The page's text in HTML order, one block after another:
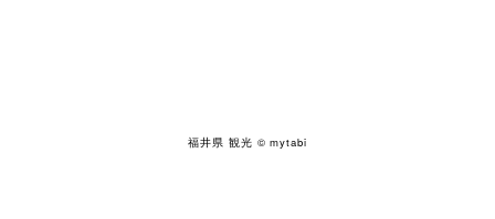
福井県 観光 © mytabi